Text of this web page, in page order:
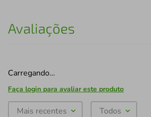
Avaliações
Carregando…
Faça login para avaliar este produto
Mais recentes Todos